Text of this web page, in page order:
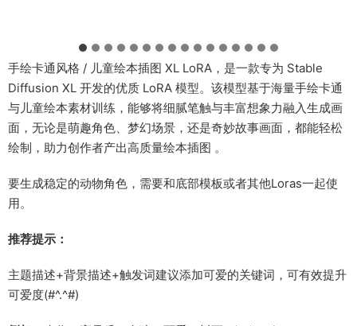
手绘卡通风格 / 儿童绘本插图 XL LoRA，是一款专为 Stable
Diffusion XL 开发的优质 LoRA 模型。该模型基于海量手绘卡通
与儿童绘本素材训练，能够将细腻笔触与丰富想象力融入生成画
面，无论是萌趣角色、梦幻场景，还是奇妙故事画面，都能轻松
绘制，助力创作者产出高质量绘本插图 。
要生成稳定的动物角色，需要和底部模板或者其他Loras一起使
用。
推荐提示：
主题描述+背景描述+触发词建议添加可爱的关键词，可有效提升
可爱度(#^.^#)